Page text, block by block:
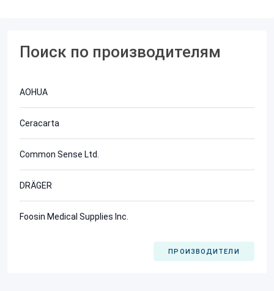
Поиск по производителям
AOHUA
Ceracarta
Common Sense Ltd.
DRÄGER
Foosin Medical Supplies Inc.
ПРОИЗВОДИТЕЛИ